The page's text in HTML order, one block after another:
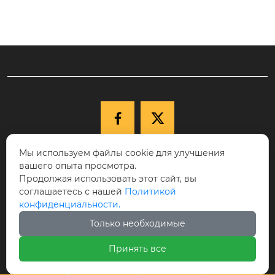
 
 +86-15040177271

КНР, провинция Ляонин, г. Шэньян,
Новый район Шэньбэй, ул. Цююэху, д.
68-17, индекс 110122.

Мы используем файлы cookie для улучшения
вашего опыта просмотра.
Продолжая использовать этот сайт, вы
соглашаетесь с нашей Политикой
конфиденциальности.
Только необходимые
Принять все